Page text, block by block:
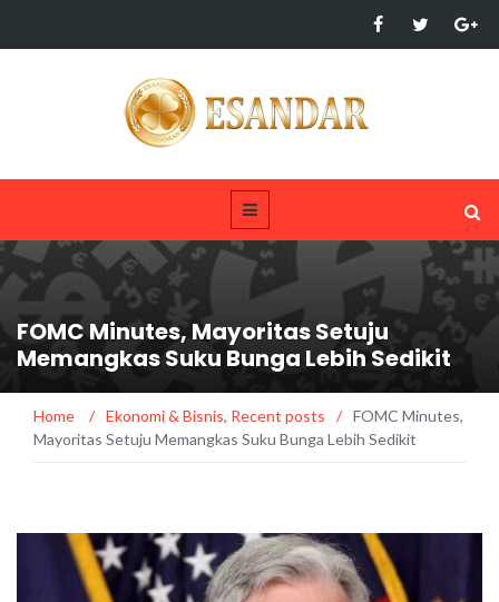
FOMC Minutes, Mayoritas Setuju
Memangkas Suku Bunga Lebih Sedikit
Home / Ekonomi & Bisnis, Recent posts / FOMC Minutes,
Mayoritas Setuju Memangkas Suku Bunga Lebih Sedikit